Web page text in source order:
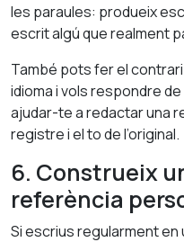
les paraules: produeix
escrit algú que realment
També pots fer el
idioma i vols respondre
ajudar-te a redactar una
registre i el to de l’original.
6. Construeix
referència
Si escrius regularment en